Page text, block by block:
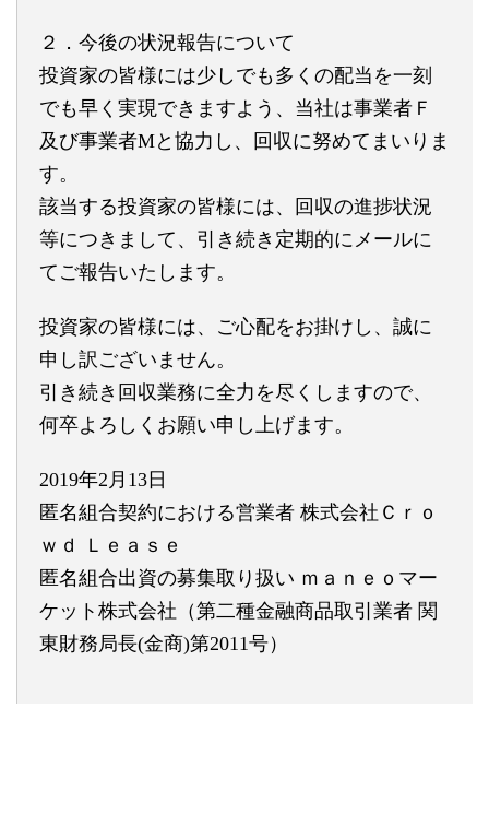
２．今後の状況報告について
投資家の皆様には少しでも多くの配当を一刻
でも早く実現できますよう、当社は事業者Ｆ
及び事業者Mと協力し、回収に努めてまいり ま
す。
該当する投資家の皆様には、回収の進捗状況
等につきまして、引き 続き定期的にメールに
てご報告いたします。
投資家の皆様には、ご心配をお掛けし、誠に
申し訳ございません。
引き続き回収業務に全力を尽くしますので、
何卒よろしくお願い申 し上げます。
2019年2月13日
匿名組合契約における営業者 株式会社Ｃｒｏ
ｗｄ Ｌｅａｓｅ
匿名組合出資の募集取り扱い ｍａｎｅｏマー
ケット株式会社（第二種金融商品取引業者 関
東財務局長(金商)第2011号）